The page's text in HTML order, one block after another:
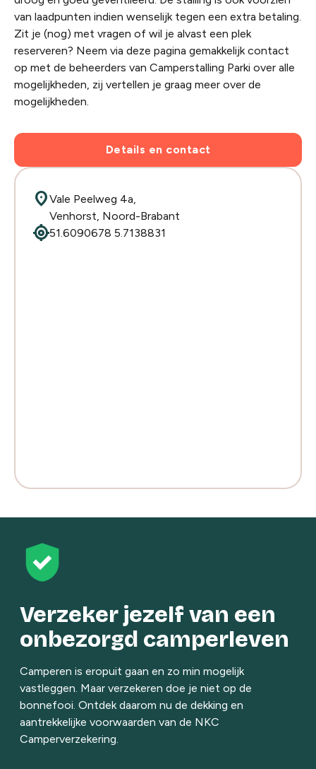
van laadpunten indien wenselijk tegen een extra betaling.
Zit je (nog) met vragen of wil je alvast een plek
reserveren? Neem via deze pagina gemakkelijk contact
op met de beheerders van Camperstalling Parki over alle
mogelijkheden, zij vertellen je graag meer over de
mogelijkheden.
Details en contact
location_onVale Peelweg 4a,
Venhorst, Noord-Brabant
my_location51.6090678 5.7138831
Verzeker jezelf van een
onbezorgd camperleven
Camperen is eropuit gaan en zo min mogelijk
vastleggen. Maar verzekeren doe je niet op de
bonnefooi. Ontdek daarom nu de dekking en
aantrekkelijke voorwaarden van de NKC
Camperverzekering.